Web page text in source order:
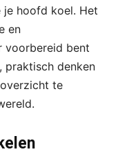
je hoofd koel. Het
en
voorbereid bent
praktisch denken
te